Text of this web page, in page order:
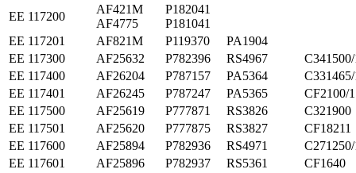
ЕЕ 117200
AF421M
AF4775
P182041
P181041
ЕЕ 117201
AF821M P119370
PA1904
ЕЕ 117300
AF25632 P782396 RS4967
ЕЕ 117400
AF26204 P787157 PA5364
ЕЕ 117401
AF26245 P787247 PA5365
CF2100/1
ЕЕ 117500
AF25619 P777871 RS3826
C321900
ЕЕ 117501
AF25620 P777875 RS3827
CF18211
ЕЕ 117600
AF25894 P782936 RS4971
ЕЕ 117601
AF25896 P782937 RS5361 CF1640